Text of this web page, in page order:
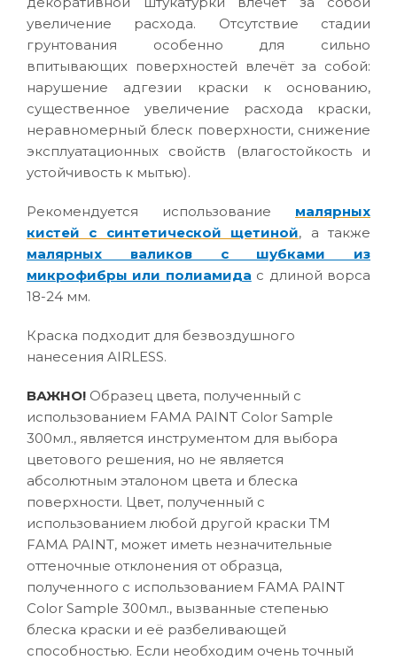
увеличение расхода. Отсутствие стадии
грунтования особенно для сильно
впитывающих поверхностей влечёт за собой:
нарушение адгезии краски к основанию,
существенное увеличение расхода краски,
неравномерный блеск поверхности, снижение
эксплуатационных свойств (влагостойкость и
устойчивость к мытью).
Рекомендуется использование малярных
кистей с синтетической щетиной, а также
малярных валиков с шубками из
микрофибры или полиамида с длиной ворса
18-24 мм.
Краска подходит для безвоздушного
нанесения AIRLESS.
ВАЖНО! Образец цвета, полученный с
использованием FAMA PAINT Color Sample
300мл., является инструментом для выбора
цветового решения, но не является
абсолютным эталоном цвета и блеска
поверхности. Цвет, полученный с
использованием любой другой краски ТМ
FAMA PAINT, может иметь незначительные
оттеночные отклонения от образца,
полученного с использованием FAMA PAINT
Color Sample 300мл., вызванные степенью
блеска краски и её разбеливающей
способностью. Если необходим очень точный